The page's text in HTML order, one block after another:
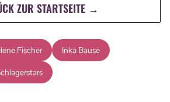
ZUR STARTSEITE →
Fischer Inka Bause